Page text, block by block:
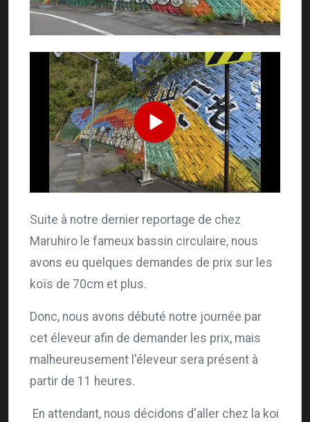
Suite à notre dernier reportage de chez
Maruhiro le fameux bassin circulaire, nous
avons eu quelques demandes de prix sur les
koïs de 70cm et plus.
Donc, nous avons débuté notre journée par
cet éleveur afin de demander les prix, mais
malheureusement l'éleveur sera présent à
partir de 11 heures.
En attendant, nous décidons d'aller chez la koi